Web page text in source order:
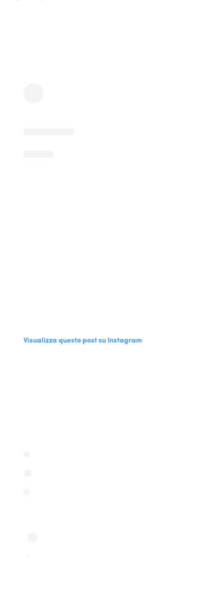
Visualizza questo post su Instagram